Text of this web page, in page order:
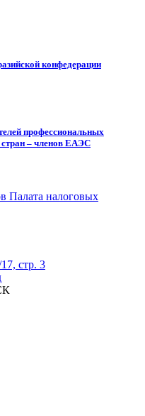
конфедерации
профессиональных
стран – членов ЕАЭС
Палата налоговых
стр. 3